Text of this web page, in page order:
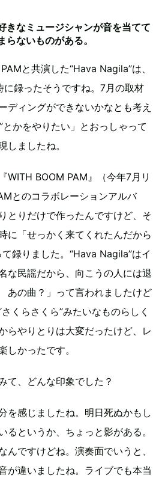
きなミュージシャンが音を当てて
らないものがある。
と共演した“Hava Nagila”は、
録ったそうですね。7月の取材
ディングができないかなとも考え
かをやりたい」とおっしゃって
しましたね。
WITH BOOM PAM』（今年7月リ
とのコラボレーションアルバ
とりだけで作ったんですけど、そ
に「せっかく来てくれたんだから
録りました。“Hava Nagila”はイ
な民謡だから、向こうの人には退
あの曲？」って言われましたけど
さくらさくら”みたいなものらしく
らやりとりは大変だったけど、レ
しかったです。
て、どんな印象でした？
を感じましたね。明日死ぬかもし
るというか、ちょっと影がある。
んですけどね。演奏面でいうと、
が違いましたね。ライブでも本当